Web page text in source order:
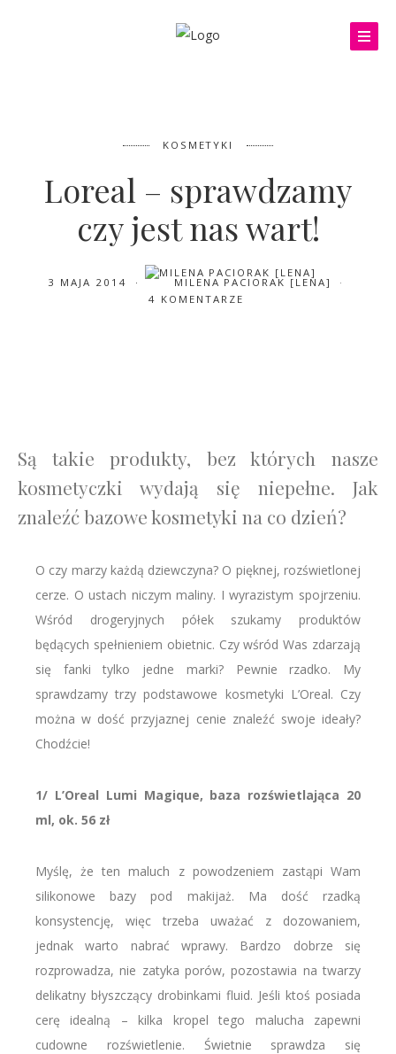
KOSMETYKI
Loreal – sprawdzamy
czy jest nas wart!
3 MAJA 2014
MILENA PACIORAK [LENA]
4 KOMENTARZE
Są takie produkty, bez których nasze
kosmetyczki wydają się niepełne. Jak
znaleźć bazowe kosmetyki na co dzień?
O czy marzy każdą dziewczyna? O pięknej, rozświetlonej
cerze. O ustach niczym maliny. I wyrazistym spojrzeniu.
Wśród drogeryjnych półek szukamy produktów
będących spełnieniem obietnic. Czy wśród Was zdarzają
się fanki tylko jedne marki? Pewnie rzadko. My
sprawdzamy trzy podstawowe kosmetyki L’Oreal. Czy
można w dość przyjaznej cenie znaleźć swoje ideały?
Chodźcie!
1/ L’Oreal Lumi Magique, baza rozświetlająca 20
ml, ok. 56 zł
Myślę, że ten maluch z powodzeniem zastąpi Wam
silikonowe bazy pod makijaż. Ma dość rzadką
konsystencję, więc trzeba uważać z dozowaniem,
jednak warto nabrać wprawy. Bardzo dobrze się
rozprowadza, nie zatyka porów, pozostawia na twarzy
delikatny błyszczący drobinkami fluid. Jeśli ktoś posiada
cerę idealną – kilka kropel tego malucha zapewni
cudowne rozświetlenie. Świetnie sprawdza się